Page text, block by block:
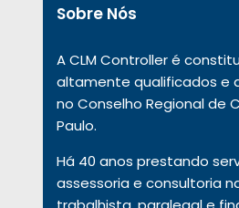
Sobre Nós
A CLM Controller é
altamente qualificados e
no Conselho Regional de
Paulo.
Há 40 anos prestando
assessoria e consultoria